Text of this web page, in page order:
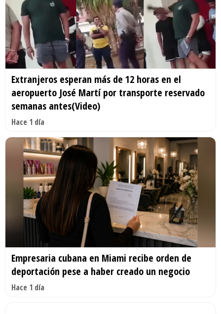
Extranjeros esperan más de 12 horas en el
aeropuerto José Martí por transporte reservado
semanas antes(Video)
Hace 1 día
Empresaria cubana en Miami recibe orden de
deportación pese a haber creado un negocio
Hace 1 día